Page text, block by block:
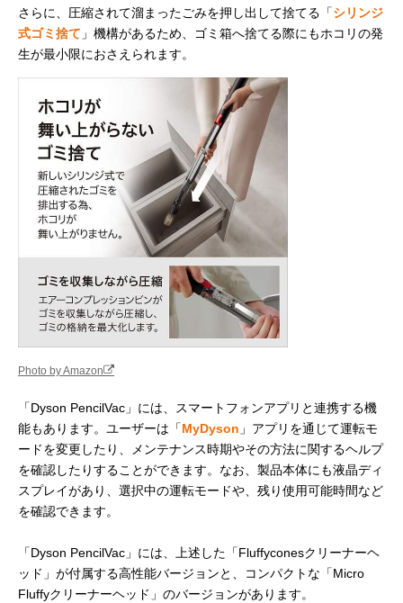
さらに、圧縮されて溜まったごみを押し出して捨てる「シリンジ
式ゴミ捨て 」機構があるため、ゴミ箱へ捨てる際にもホコリの発
生が最小限におさえられます。
Photo by Amazon
「Dyson PencilVac」には、スマートフォンアプリと連携する機
能もあります。ユーザーは「MyDyson 」アプリを通じて運転モ
ードを変更したり、メンテナンス時期やその方法に関するヘルプ
を確認したりすることができます。なお、製品本体にも液晶ディ
スプレイがあり、選択中の運転モードや、残り使用可能時間など
を確認できます。
「Dyson PencilVac」には、上述した「Fluffyconesクリーナーヘ
ッド」が付属する高性能バージョンと、コンパクトな「Micro
Fluffyクリーナーヘッド」のバージョンがあります。